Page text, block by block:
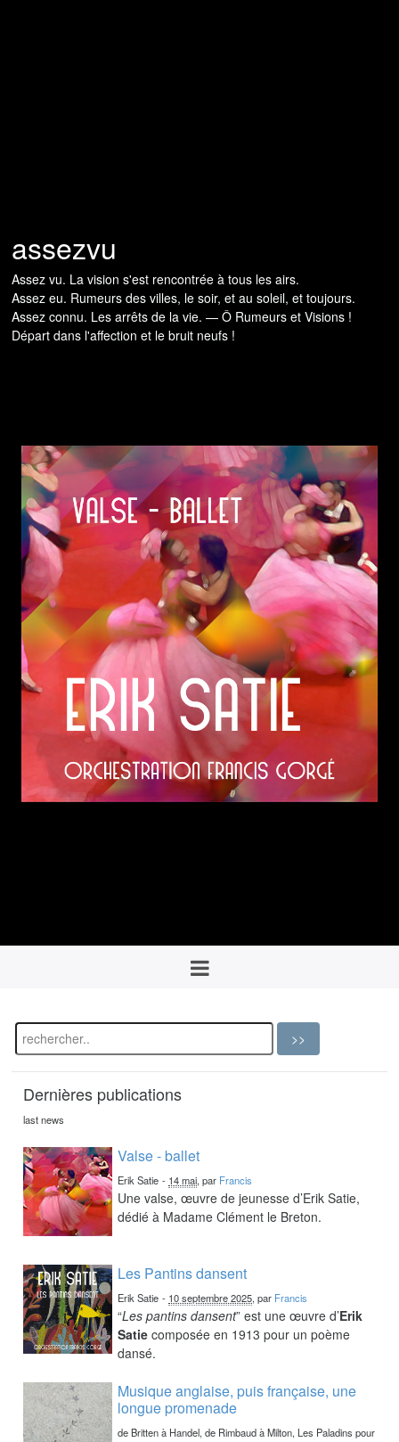
assezvu
Assez vu. La vision s'est rencontrée à tous les airs.
Assez eu. Rumeurs des villes, le soir, et au soleil, et toujours.
Assez connu. Les arrêts de la vie. — Ô Rumeurs et Visions !
Départ dans l'affection et le bruit neufs !
Dernières publications
last news
Valse - ballet
Erik Satie - 14 mai, par Francis
Une valse, œuvre de jeunesse d’Erik Satie,
dédié à Madame Clément le Breton.
Les Pantins dansent
Erik Satie - 10 septembre 2025, par Francis
“Les pantins dansent” est une œuvre d’Erik
Satie composée en 1913 pour un poème
dansé.
Musique anglaise, puis française, une
longue promenade
de Britten à Handel, de Rimbaud à Milton, Les Paladins pour